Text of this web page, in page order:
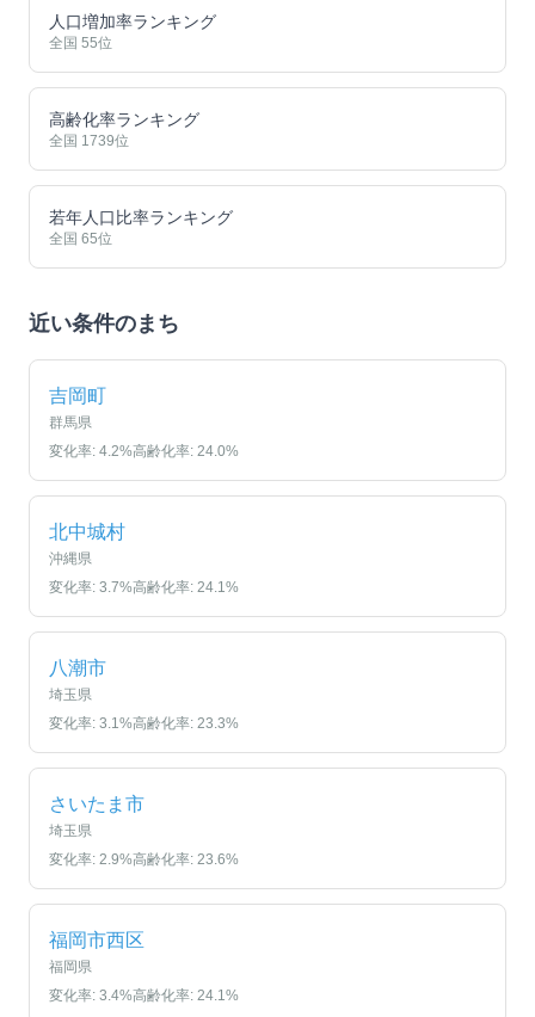
人口増加率ランキング
全国 55位
高齢化率ランキング
全国 1739位
若年人口比率ランキング
全国 65位
近い条件のまち
吉岡町
群馬県
変化率: 4.2%高齢化率: 24.0%
北中城村
沖縄県
変化率: 3.7%高齢化率: 24.1%
八潮市
埼玉県
変化率: 3.1%高齢化率: 23.3%
さいたま市
埼玉県
変化率: 2.9%高齢化率: 23.6%
福岡市西区
福岡県
変化率: 3.4%高齢化率: 24.1%